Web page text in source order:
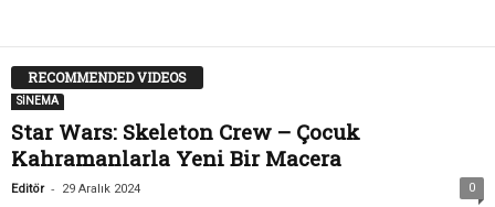
RECOMMENDED VIDEOS
SİNEMA
Star Wars: Skeleton Crew – Çocuk
Kahramanlarla Yeni Bir Macera
Editör - 29 Aralık 2024 0